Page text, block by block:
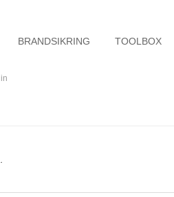
BRANDSIKRING TOOLBOX
in